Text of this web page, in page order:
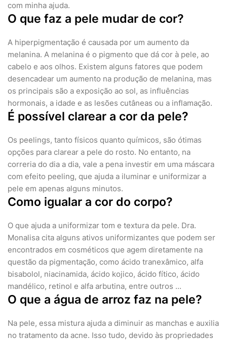
com minha ajuda.
O que faz a pele mudar de cor?
A hiperpigmentação é causada por um aumento da
melanina. A melanina é o pigmento que dá cor à pele, ao
cabelo e aos olhos. Existem alguns fatores que podem
desencadear um aumento na produção de melanina, mas
os principais são a exposição ao sol, as influências
hormonais, a idade e as lesões cutâneas ou a inflamação.
É possível clarear a cor da pele?
Os peelings, tanto físicos quanto químicos, são ótimas
opções para clarear a pele do rosto. No entanto, na
correria do dia a dia, vale a pena investir em uma máscara
com efeito peeling, que ajuda a iluminar e uniformizar a
pele em apenas alguns minutos.
Como igualar a cor do corpo?
O que ajuda a uniformizar tom e textura da pele. Dra.
Monalisa cita alguns ativos uniformizantes que podem ser
encontrados em cosméticos que agem diretamente na
questão da pigmentação, como ácido tranexâmico, alfa
bisabolol, niacinamida, ácido kojico, ácido fítico, ácido
mandélico, retinol e alfa arbutina, entre outros ...
O que a água de arroz faz na pele?
Na pele, essa mistura ajuda a diminuir as manchas e auxilia
no tratamento da acne. Isso tudo, devido às propriedades